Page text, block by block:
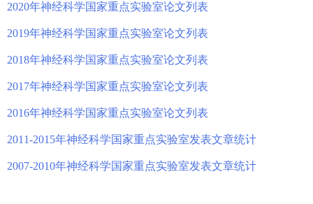
2020年神经科学国家重点实验室论文列表
2019年神经科学国家重点实验室论文列表
2018年神经科学国家重点实验室论文列表
2017年神经科学国家重点实验室论文列表
2016年神经科学国家重点实验室论文列表
2011-2015年神经科学国家重点实验室发表文章统计
2007-2010年神经科学国家重点实验室发表文章统计